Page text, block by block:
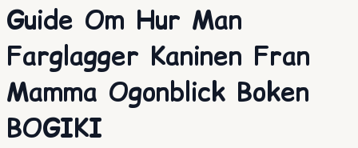
Guide Om Hur Man
Farglagger Kaninen Fran
Mamma Ogonblick Boken
BOGIKI